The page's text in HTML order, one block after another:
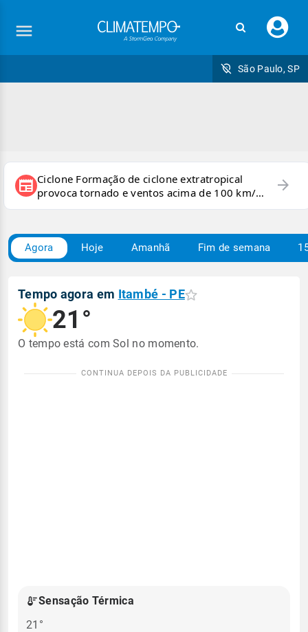
seu
São Paulo, SP
newspaper Ciclone Formação de ciclone extratropical
provoca tornado e ventos acima de 100 km/h
no RS
arrow_forward
Agora Hoje Amanhã Fim de semana
Tempo agora em Itambé - PE
21°
O tempo está com Sol no momento.
Sensação Térmica
21°